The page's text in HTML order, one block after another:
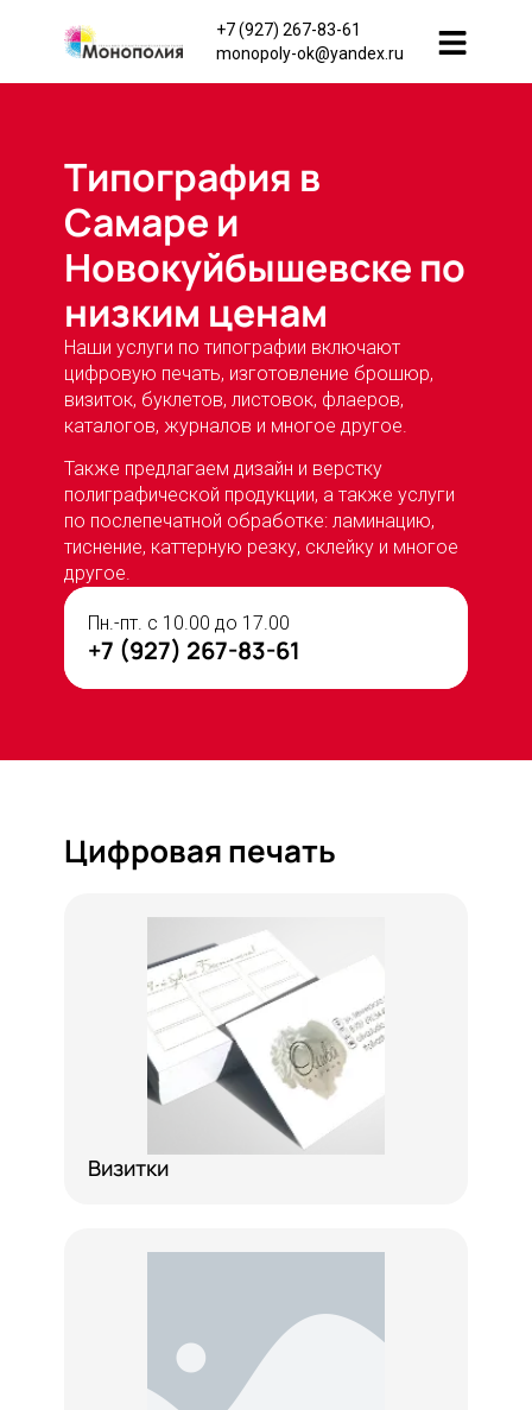
+7 (927) 267-83-61
monopoly-ok@yandex.ru
Типография в
Самаре и
Новокуйбышевске по
низким ценам
Наши услуги по типографии включают
цифровую печать, изготовление брошюр,
визиток, буклетов, листовок, флаеров,
каталогов, журналов и многое другое.
Также предлагаем дизайн и верстку
полиграфической продукции, а также услуги
по послепечатной обработке: ламинацию,
тиснение, каттерную резку, склейку и многое
другое.
Пн.-пт. с 10.00 до 17.00
+7 (927) 267-83-61
Цифровая печать
Визитки